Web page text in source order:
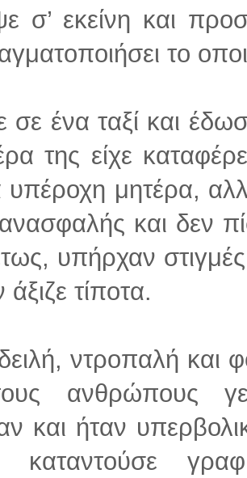
σ’ εκείνη και
το
ένα ταξί και
της είχε
υπέροχη μητέρα,
και δεν
υπήρχαν
άξιζε τίποτα.
ντροπαλή και
ανθρώπους
και ήταν
καταντούσε